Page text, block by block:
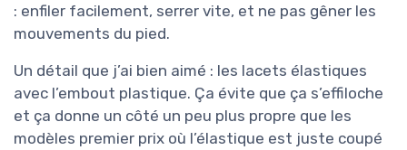
: enfiler facilement, serrer vite, et ne pas gêner les
mouvements du pied.
Un détail que j’ai bien aimé : les lacets élastiques
avec l’embout plastique. Ça évite que ça s’effiloche
et ça donne un côté un peu plus propre que les
modèles premier prix où l’élastique est juste coupé